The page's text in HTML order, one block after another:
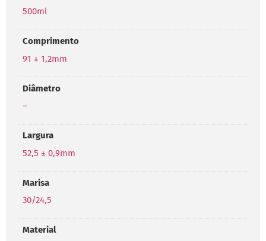
500ml
Comprimento
91 ± 1,2mm
Diâmetro
–
Largura
52,5 ± 0,9mm
Marisa
30/24,5
Material